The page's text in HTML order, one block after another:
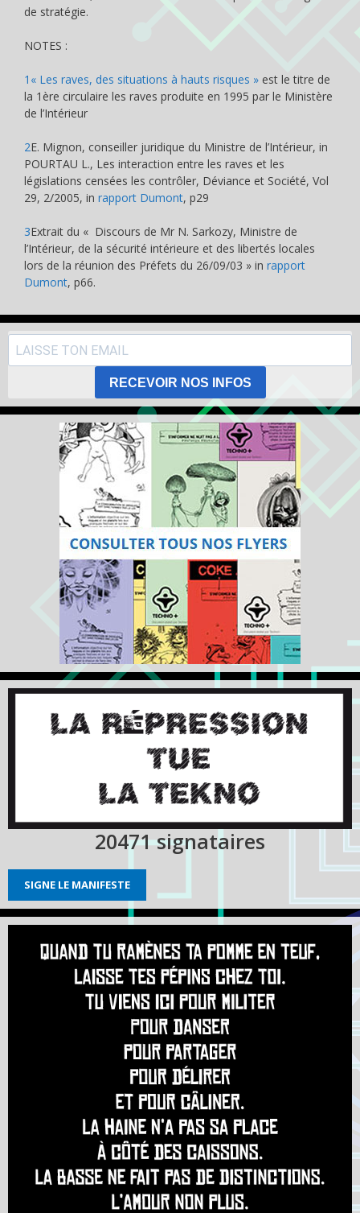
de stratégie.
NOTES :
1 « Les raves, des situations à hauts risques » est le titre de
la 1ère circulaire les raves produite en 1995 par le Ministère
de l’Intérieur
2E. Mignon, conseiller juridique du Ministre de l’Intérieur, in
POURTAU L., Les interaction entre les raves et les
législations censées les contrôler, Déviance et Société, Vol
29, 2/2005, in rapport Dumont, p29
3Extrait du « Discours de Mr N. Sarkozy, Ministre de
l’Intérieur, de la sécurité intérieure et des libertés locales
lors de la réunion des Préfets du 26/09/03 » in rapport
Dumont, p66.
RECEVOIR NOS INFOS
20471signataires
SIGNE LE MANIFESTE